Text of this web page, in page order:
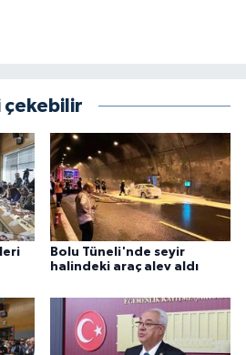
çekebilir
Bolu Tüneli'nde seyir
halindeki araç alev aldı